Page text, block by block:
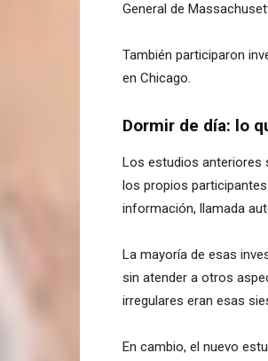
General de
También participaron
en Chicago.
Dormir de día: lo
Los estudios anteriores
los propios
información, llamada
La mayoría de esas
sin atender a otros
irregulares eran esas
En cambio, el nuevo